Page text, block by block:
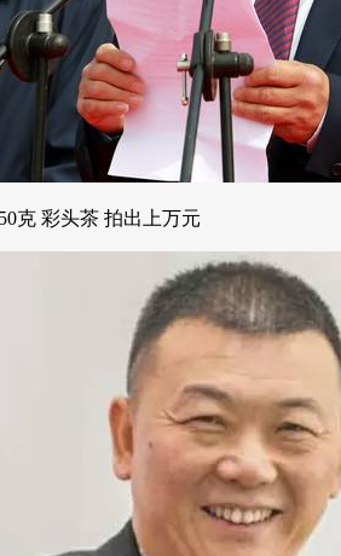
克 彩头茶 拍出上万元